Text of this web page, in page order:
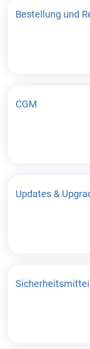
Bestellung und
CGM
Updates &